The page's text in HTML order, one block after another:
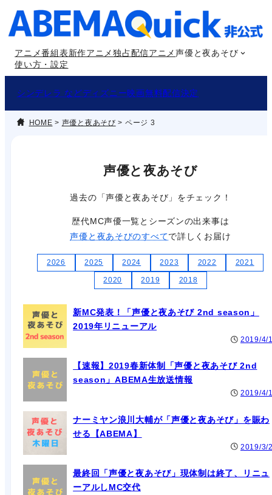
容
アニメ番組表新作アニメ独占配信アニメ声優と夜あそび
使い方・設定
シンデレラ などディズニー映画無料配信決定
HOME > 声優と夜あそび > ページ 3
声優と夜あそび
過去の「声優と夜あそび」をチェック！
歴代MC声優一覧とシーズンの出来事は
声優と夜あそびのすべてで詳しくお届け
2026 2025 2024 2023 2022 2021
2020 2019 2018
新MC発表！「声優と夜あそび 2nd season」
2019年リニューアル
2019/4/
【速報】2019春新体制「声優と夜あそび 2nd
season」ABEMA生放送情報
2019/4/
ナーミヤン浪川大輔が「声優と夜あそび」を賑わ
せる【ABEMA】
2019/3/
最終回「声優と夜あそび」現体制は終了、リニュ
ーアルしMC交代